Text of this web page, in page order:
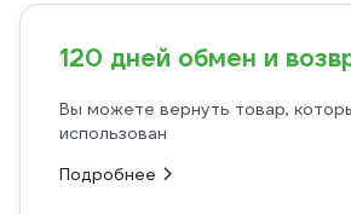
120 дней обмен и
Вы можете вернуть товар,
использован
Подробнее